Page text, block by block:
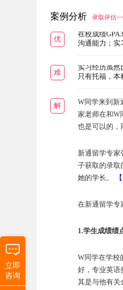
案例分析 录取评估
优
在校成绩
沟通能力；实
难
实习经历虽然
只有托福，本
解 W同学来到新
家老师在和W
也是可以的，
新通留学专家
子获取的录取
她的学长。
在新通留学专
1.学生成绩绩
W同学在学校
好，专业英语
其是与他有关
立即
咨询